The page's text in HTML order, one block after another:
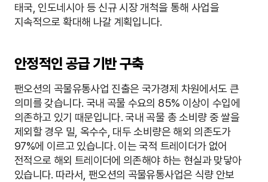
태국, 인도네시아 등 신규 시장 개척을 통해 사업을
지속적으로 확대해 나갈 계획입니다.
안정적인 공급 기반 구축
팬오션의 곡물유통사업 진출은 국가경제 차원에서도 큰
의미를 갖습니다. 국내 곡물 수요의 85% 이상이 수입에
의존하고 있기 때문입니다. 국내 곡물 총 소비량 중 쌀을
제외할 경우 밀, 옥수수, 대두 소비량은 해외 의존도가
97%에 이르고 있습니다. 이는 국적 트레이더가 없어
전적으로 해외 트레이더에 의존해야 하는 현실과 맞닿아
있습니다. 따라서, 팬오션의 곡물유통사업은 식량 안보